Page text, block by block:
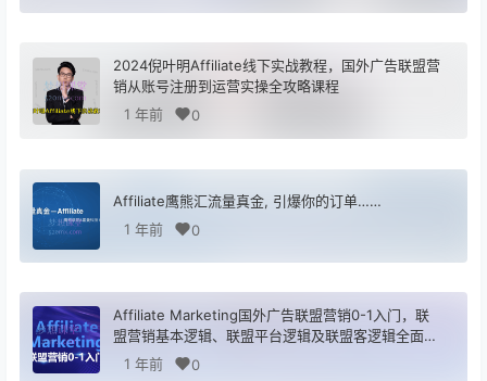
2024倪叶明Affiliate线下实战教程，国外广告联盟营
销从账号注册到运营实操全攻略课程
1 年前
0
Affiliate鹰熊汇流量真金, 引爆你的订单……
1 年前
0
Affiliate Marketing国外广告联盟营销0-1入门，联
盟营销基本逻辑、联盟平台逻辑及联盟客逻辑全面详
解1 年前 0